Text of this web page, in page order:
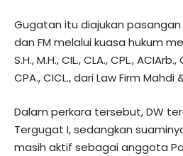
Gugatan itu diajukan pasangan
dan FM melalui kuasa hukum
S.H., M.H., CIL., CLA., CPL.,
CPA., CICL., dari Law Firm Mahdi
Dalam perkara tersebut, DW
Tergugat I, sedangkan
masih aktif sebagai anggota